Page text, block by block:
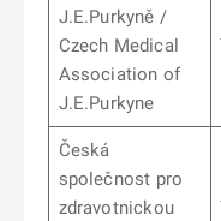
J.E.Purkyně /
Czech Medical
Association of
J.E.Purkyne
Česká
společnost pro
zdravotnickou